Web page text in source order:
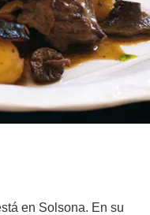
en Solsona. En su